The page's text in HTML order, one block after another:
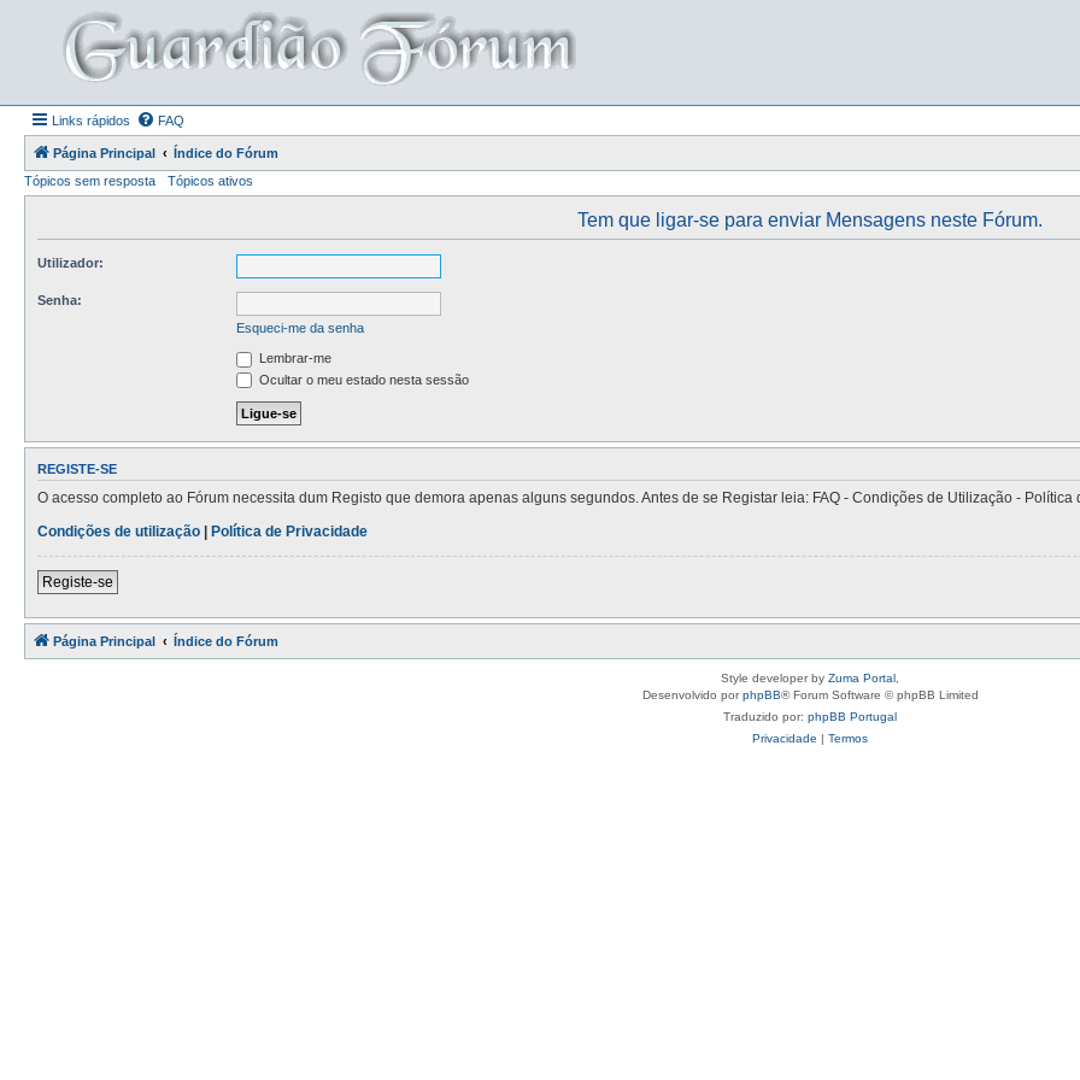
Links rápidos FAQ
Página Principal
Índice do Fórum
Tópicos sem resposta
Tópicos ativos
Tem que ligar-se para enviar Mensagens neste Fórum.
Utilizador:
Senha:
Esqueci-me da senha
Lembrar-me
Ocultar o meu estado nesta sessão
REGISTE-SE
O acesso completo ao Fórum necessita dum Registo que demora apenas alguns segundos. Antes de se Registar leia: FAQ - Condições de Utilização -
Condições de utilização | Política de Privacidade
Registe-se
Página Principal Índice do Fórum
Style developer by Zuma Portal
Desenvolvido porphpBB® Forum Software © phpBB Limited
Traduzido por: phpBB Portugal
Privacidade | Termos